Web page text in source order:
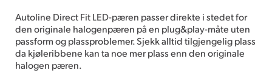
Autoline Direct Fit LED-pæren passer direkte i stedet for
den originale halogenpæren på en plug&play-måte uten
passform og plassproblemer. Sjekk alltid tilgjengelig plass
da kjøleribbene kan ta noe mer plass enn den originale
halogen pæren.